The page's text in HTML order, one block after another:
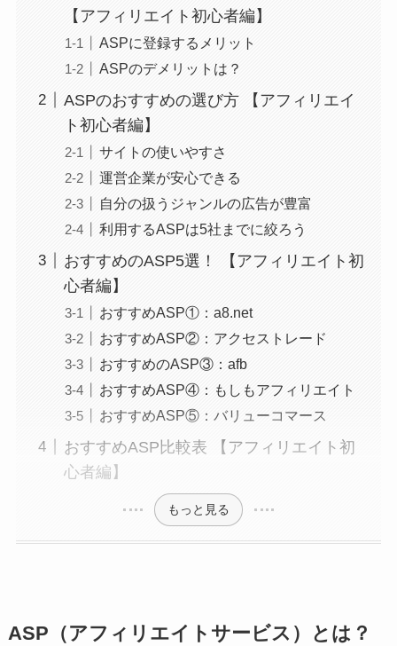
【アフィリエイト初心者編】
ASPに登録するメリット
ASPのデメリットは？
ASPのおすすめの選び方 【アフィリエイ
ト初心者編】
サイトの使いやすさ
運営企業が安心できる
自分の扱うジャンルの広告が豊富
利用するASPは5社までに絞ろう
おすすめのASP5選！ 【アフィリエイト初
心者編】
おすすめASP①：a8.net
おすすめASP②：アクセストレード
おすすめのASP③：afb
おすすめASP④：もしもアフィリエイト
おすすめASP⑤：バリューコマース
おすすめASP比較表 【アフィリエイト初
心者編】
もっと見る
ASP（アフィリエイトサービス）とは？